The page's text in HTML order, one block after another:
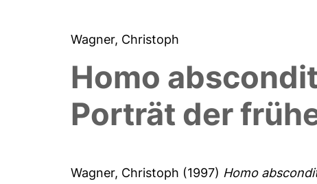
Wagner, Christoph
Homo
Porträt der
Wagner, Christoph (1997) Homo